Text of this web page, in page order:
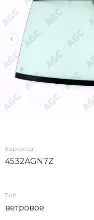
Еврокод
4532AGN7Z
Тип
ветровое